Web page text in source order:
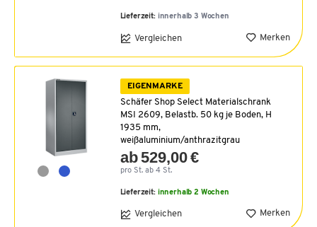
Lieferzeit: innerhalb 3 Wochen
Vergleichen Merken
EIGENMARKE
Schäfer Shop Select Materialschrank
MSI 2609, Belastb. 50 kg je Boden, H
1935 mm,
weißaluminium/anthrazitgrau
ab 529,00 €
pro St. ab 4 St.
Lieferzeit: innerhalb 2 Wochen
Vergleichen Merken